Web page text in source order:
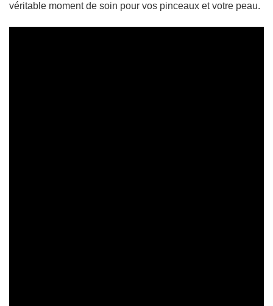
véritable moment de soin pour vos pinceaux et votre peau.